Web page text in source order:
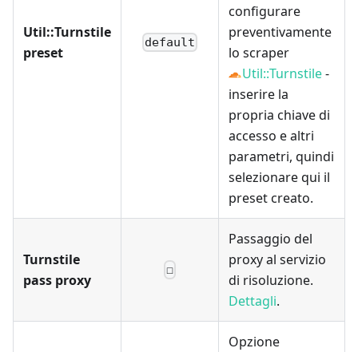
Util::Turnstile
preset
default
configurare
preventivamente
lo scraper
Util::Turnstile-
inserire la
propria chiave di
accesso e altri
parametri, quindi
selezionare qui il
preset creato.
Turnstile
pass proxy
☐
Passaggio del
proxy al servizio
di risoluzione.
Dettagli.
Opzione